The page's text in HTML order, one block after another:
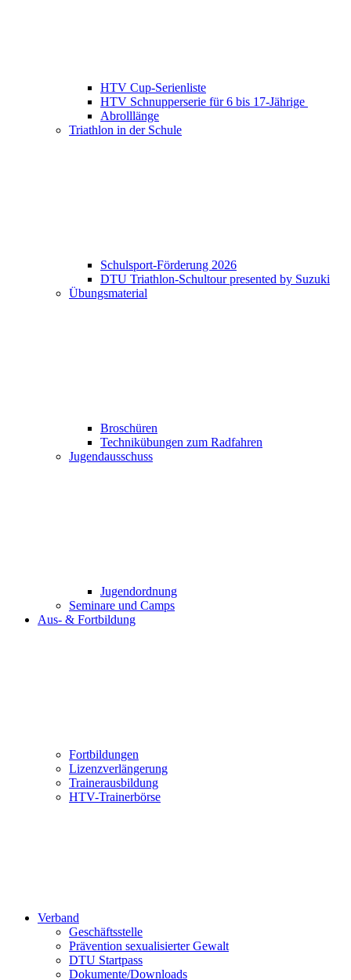
HTV Cup-Serienliste
HTV Schnupperserie für 6 bis 17-Jährige
Abrolllänge
Triathlon in der Schule
Schulsport-Förderung 2026
DTU Triathlon-Schultour presented by Suzuki
Übungsmaterial
Broschüren
Technikübungen zum Radfahren
Jugendausschuss
Jugendordnung
Seminare und Camps
Aus- & Fortbildung
Fortbildungen
Lizenzverlängerung
Trainerausbildung
HTV-Trainerbörse
Verband
Geschäftsstelle
Prävention sexualisierter Gewalt
DTU Startpass
Dokumente/Downloads